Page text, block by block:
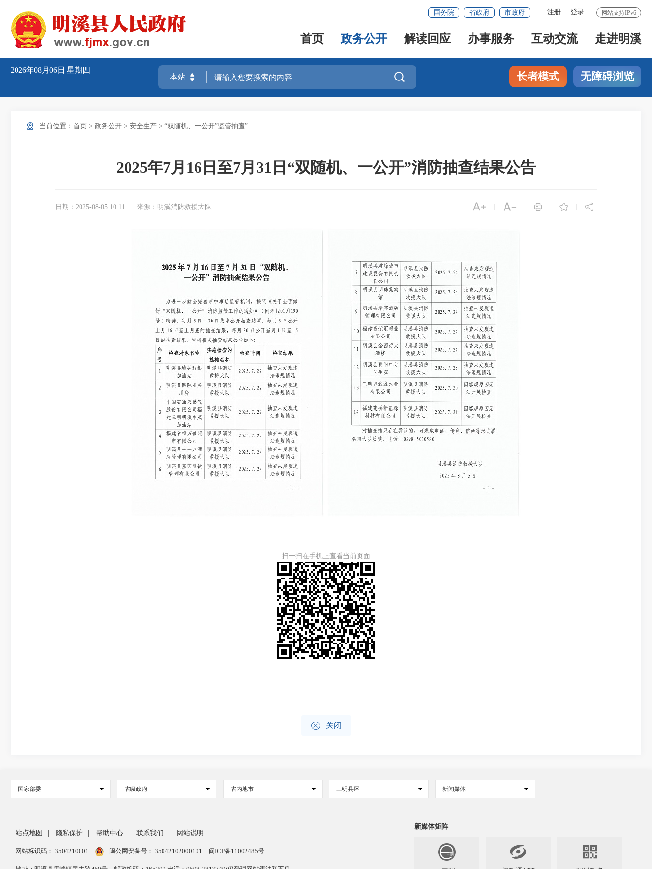
网站支持IPv6
注册 登录
国务院 省政府 市政府
首页 政务公开 解读回应 办事服务 互动交流 走进明溪
2026年08月06日 星期四
 长者模式 无障碍浏览
当前位置： 首页 > 政务公开 > 安全生产 > “双随机、一公开”监管抽查”
2025年7月16日至7月31日“双随机、一公开”消防抽查结果公告
日期：2025-08-05 10:11 来源：明溪消防救援大队     
扫一扫在手机上查看当前页面
 关闭
国家部委 省级政府 省内地市 三明县区 新闻媒体
站点地图 隐私保护 帮助中心 联系我们 网站说明
网站标识码： 3504210001 闽公网安备号： 35042102000101 闽ICP备11002485号
新媒体矩阵
 